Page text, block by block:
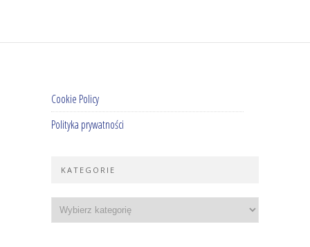
Cookie Policy
Polityka prywatności
KATEGORIE